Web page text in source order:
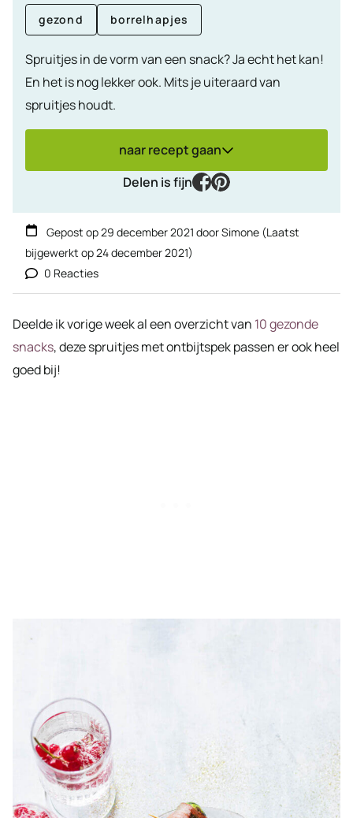
gezond borrelhapjes
Spruitjes in de vorm van een snack? Ja echt het kan!
En het is nog lekker ook. Mits je uiteraard van
spruitjes houdt.
naar recept gaan
Delen is fijn
facebook
pinterest
Gepost op29 december 2021 doorSimone (Laatst
bijgewerkt op24 december 2021)
0 Reacties
Deelde ik vorige week al een overzicht van 10 gezonde
snacks, deze spruitjes met ontbijtspek passen er ook heel
goed bij!